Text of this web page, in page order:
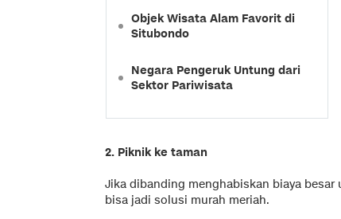
Objek Wisata Alam Favorit di
Situbondo
Negara Pengeruk Untung dari
Sektor Pariwisata
2. Piknik ke taman
Jika dibanding menghabiskan biaya
bisa jadi solusi murah meriah.